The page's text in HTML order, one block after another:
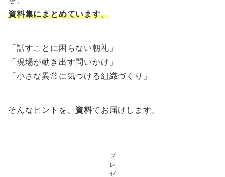
資料集にまとめています。
「話すことに困らない朝礼」
「現場が動き出す問いかけ」
「小さな異常に気づける組織づくり」
そんなヒントを、 資料でお届けします。
プ
レ
ゼ